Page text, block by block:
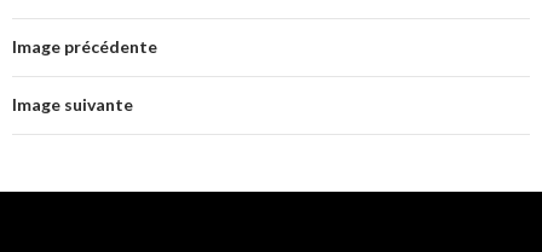
Image précédente
Image suivante